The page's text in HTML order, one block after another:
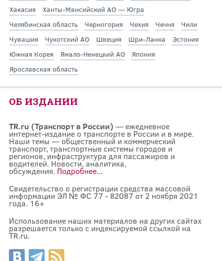
Хакасия
Ханты-Мансийский АО — Югра
Челябинская область
Черногория Чехия Чечня
Чили
Чувашия
Чукотский АО Швеция Шри-Ланка
Эстония
Южная Корея
Ямало-Ненецкий АО
Япония
Ярославская область
ОБ ИЗДАНИИ
TR.ru (Транспорт в России) — ежедневное
интернет-издание о транспорте в России и в мире.
Наши темы — общественный и коммерческий
транспорт, транспортные системы городов и
регионов, инфраструктура для пассажиров и
водителей. Новости, аналитика,
обсуждения. Подробнее...
Свидетельство о регистрации средства массовой
информации ЭЛ № ФС 77 - 82087 от 2 ноября 2021
года. 16+
Использование наших материалов на других сайтах
разрешается только с индексируемой ссылкой на
TR.ru.